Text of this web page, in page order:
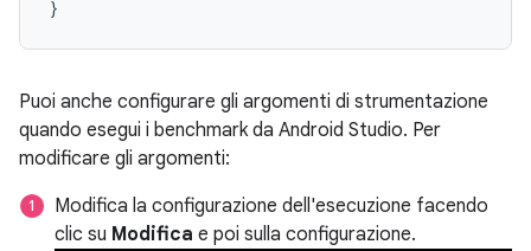
}
Puoi anche configurare gli argomenti di strumentazione
quando esegui i benchmark da Android Studio. Per
modificare gli argomenti:
Modifica la configurazione dell'esecuzione facendo
clic su Modifica e poi sulla configurazione.